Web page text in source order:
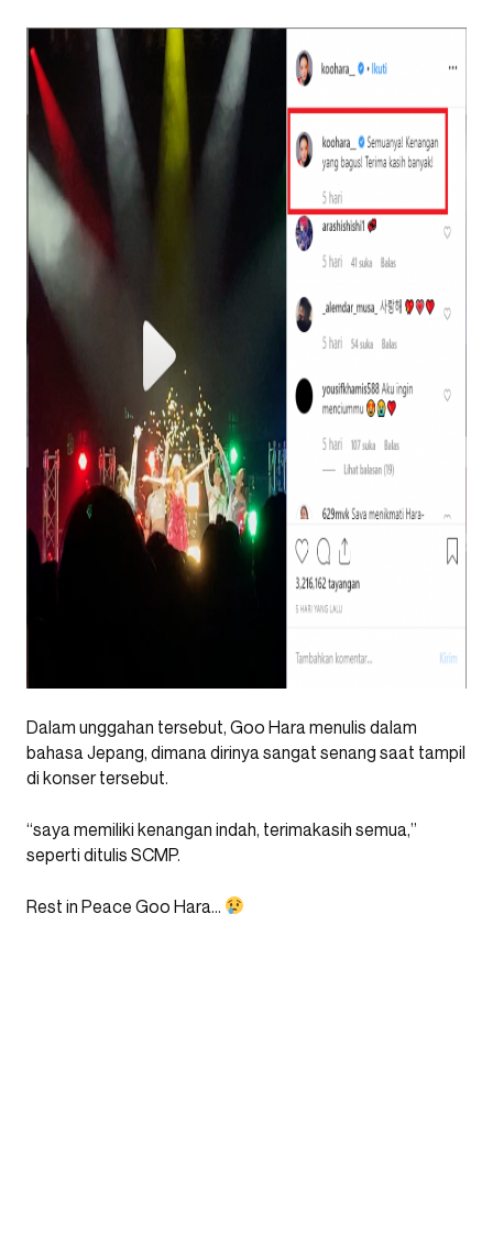
Dalam unggahan tersebut, Goo Hara menulis dalam
bahasa Jepang, dimana dirinya sangat senang saat tampil
di konser tersebut.
“saya memiliki kenangan indah, terimakasih semua,”
seperti ditulis SCMP.
Rest in Peace Goo Hara…